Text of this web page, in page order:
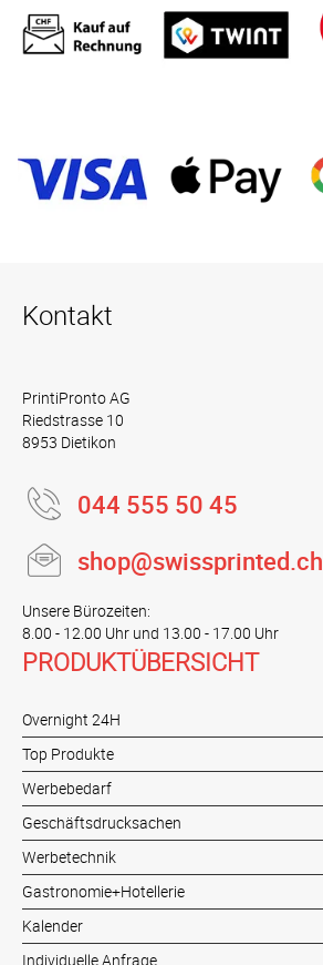
Kontakt
PrintiPronto AG
Riedstrasse 10
8953 Dietikon
044 555 50 45
shop@swissprinted.ch
Unsere Bürozeiten:
8.00 - 12.00 Uhr und 13.00 - 17.00 Uhr
PRODUKTÜBERSICHT
Overnight 24H
Top Produkte
Werbebedarf
Geschäftsdrucksachen
Werbetechnik
Gastronomie+Hotellerie
Kalender
Individuelle Anfrage